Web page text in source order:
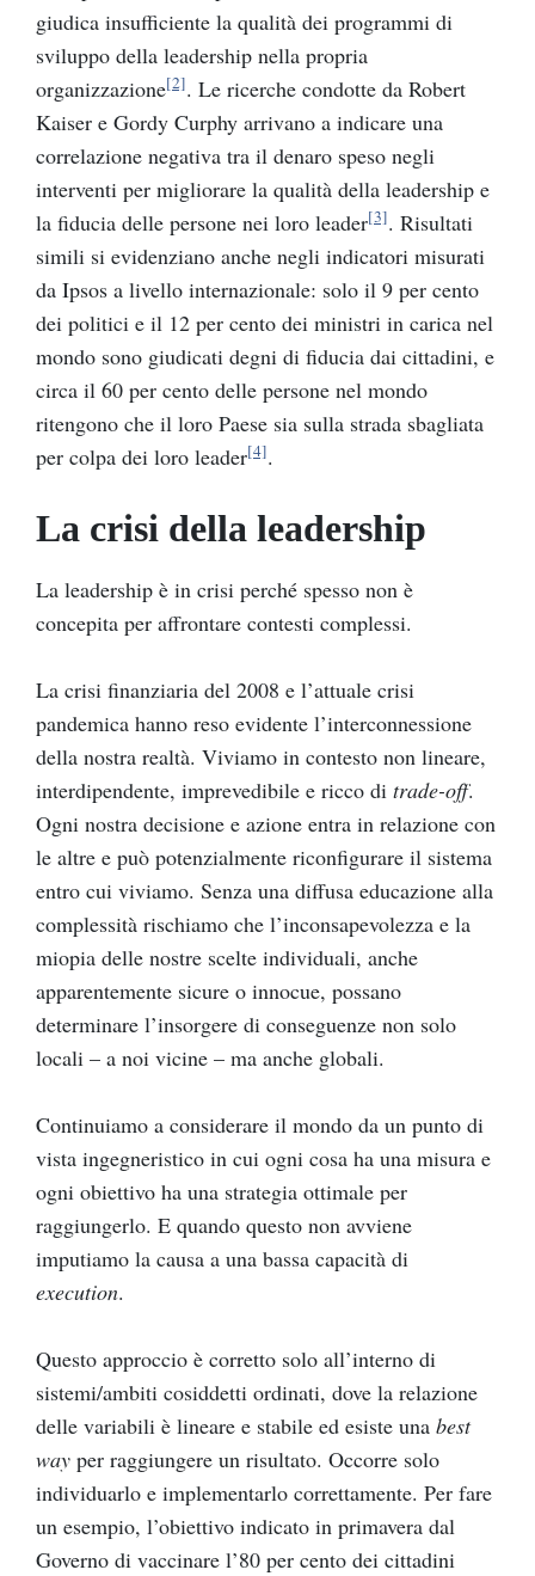
giudica insufficiente la qualità dei programmi di
sviluppo della leadership nella propria
organizzazione[2]. Le ricerche condotte da Robert
Kaiser e Gordy Curphy arrivano a indicare una
correlazione negativa tra il denaro speso negli
interventi per migliorare la qualità della leadership e
la fiducia delle persone nei loro leader[3]. Risultati
simili si evidenziano anche negli indicatori misurati
da Ipsos a livello internazionale: solo il 9 per cento
dei politici e il 12 per cento dei ministri in carica nel
mondo sono giudicati degni di fiducia dai cittadini, e
circa il 60 per cento delle persone nel mondo
ritengono che il loro Paese sia sulla strada sbagliata
per colpa dei loro leader[4].
La crisi della leadership
La leadership è in crisi perché spesso non è
concepita per affrontare contesti complessi.
La crisi finanziaria del 2008 e l’attuale crisi
pandemica hanno reso evidente l’interconnessione
della nostra realtà. Viviamo in contesto non lineare,
interdipendente, imprevedibile e ricco di trade-off.
Ogni nostra decisione e azione entra in relazione con
le altre e può potenzialmente riconfigurare il sistema
entro cui viviamo. Senza una diffusa educazione alla
complessità rischiamo che l’inconsapevolezza e la
miopia delle nostre scelte individuali, anche
apparentemente sicure o innocue, possano
determinare l’insorgere di conseguenze non solo
locali – a noi vicine – ma anche globali.
Continuiamo a considerare il mondo da un punto di
vista ingegneristico in cui ogni cosa ha una misura e
ogni obiettivo ha una strategia ottimale per
raggiungerlo. E quando questo non avviene
imputiamo la causa a una bassa capacità di
execution.
Questo approccio è corretto solo all’interno di
sistemi/ambiti cosiddetti ordinati, dove la relazione
delle variabili è lineare e stabile ed esiste una best
way per raggiungere un risultato. Occorre solo
individuarlo e implementarlo correttamente. Per fare
un esempio, l’obiettivo indicato in primavera dal
Governo di vaccinare l’80 per cento dei cittadini